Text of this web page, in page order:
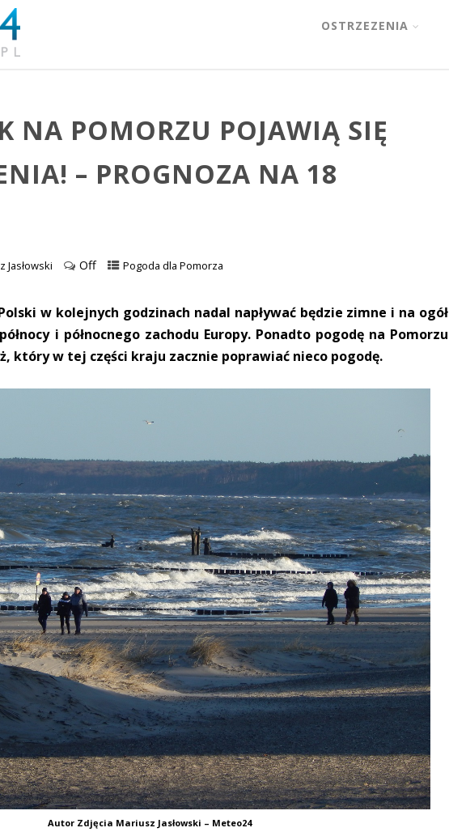
OSTRZEZENIA
NA POMORZU POJAWIĄ SIĘ
– PROGNOZA NA 18
Jasłowski Off Pogoda dla Pomorza
w kolejnych godzinach nadal napływać będzie zimne i na ogół
i północnego zachodu Europy. Ponadto pogodę na Pomorzu
który w tej części kraju zacznie poprawiać nieco pogodę.
Autor Zdjęcia Mariusz Jasłowski – Meteo24